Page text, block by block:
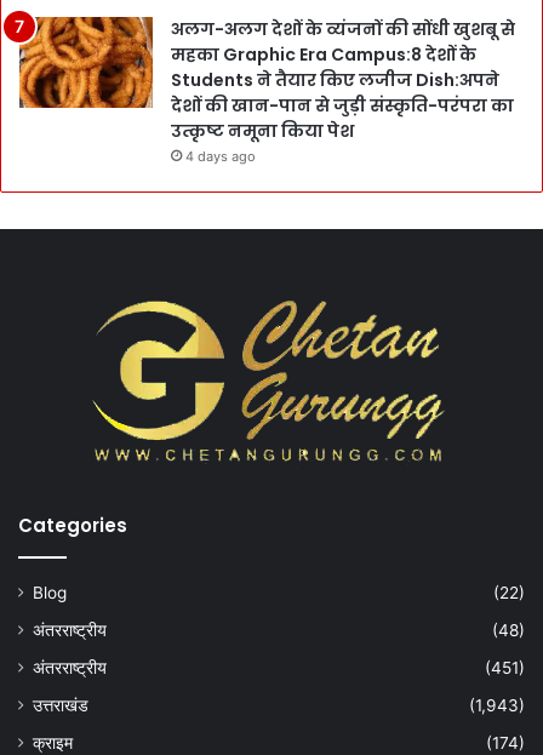
अलग-अलग देशों के व्यंजनों की सोंधी खुशबू से
महका Graphic Era Campus:8 देशों के
Students ने तैयार किए लजीज Dish:अपने
देशों की खान-पान से जुड़ी संस्कृति-परंपरा का
उत्कृष्ट नमूना किया पेश
4 days ago
Categories
Blog
(22)
अंतरराष्ट्रीय
(48)
अंतरराष्ट्रीय
(451)
उत्तराखंड
(1,943)
क्राइम
(174)